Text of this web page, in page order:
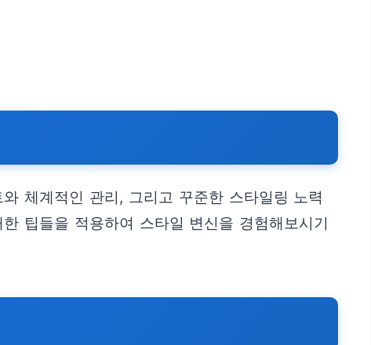
체계적인 관리, 그리고 꾸준한 스타일링 노력
팁들을 적용하여 스타일 변신을 경험해보시기